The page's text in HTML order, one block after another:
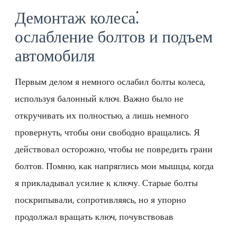
Демонтаж колеса⁚
ослабление болтов и подъем
автомобиля
Первым делом я немного ослабил болты колеса,
используя балонный ключ. Важно было не
откручивать их полностью, а лишь немного
провернуть, чтобы они свободно вращались. Я
действовал осторожно, чтобы не повредить грани
болтов. Помню, как напряглись мои мышцы, когда
я прикладывал усилие к ключу. Старые болты
поскрипывали, сопротивляясь, но я упорно
продолжал вращать ключ, почувствовав